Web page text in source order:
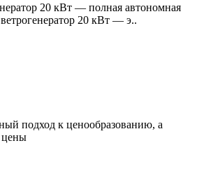
20 кВт — полная автономная
20 кВт — э..
подход к ценообразованию, а
цены